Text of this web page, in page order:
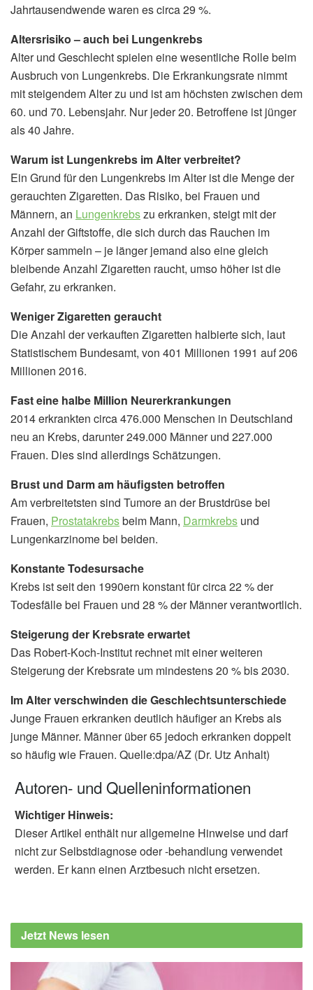
Jahrtausendwende waren es circa 29 %.
Altersrisiko – auch bei Lungenkrebs
Alter und Geschlecht spielen eine wesentliche Rolle beim
Ausbruch von Lungenkrebs. Die Erkrankungsrate nimmt
mit steigendem Alter zu und ist am höchsten zwischen dem
60. und 70. Lebensjahr. Nur jeder 20. Betroffene ist jünger
als 40 Jahre.
Warum ist Lungenkrebs im Alter verbreitet?
Ein Grund für den Lungenkrebs im Alter ist die Menge der
gerauchten Zigaretten. Das Risiko, bei Frauen und
Männern, an Lungenkrebszu erkranken, steigt mit der
Anzahl der Giftstoffe, die sich durch das Rauchen im
Körper sammeln – je länger jemand also eine gleich
bleibende Anzahl Zigaretten raucht, umso höher ist die
Gefahr, zu erkranken.
Weniger Zigaretten geraucht
Die Anzahl der verkauften Zigaretten halbierte sich, laut
Statistischem Bundesamt, von 401 Millionen 1991 auf 206
Millionen 2016.
Fast eine halbe Million Neurerkrankungen
2014 erkrankten circa 476.000 Menschen in Deutschland
neu an Krebs, darunter 249.000 Männer und 227.000
Frauen. Dies sind allerdings Schätzungen.
Brust und Darm am häufigsten betroffen
Am verbreitetsten sind Tumore an der Brustdrüse bei
Frauen, Prostatakrebsbeim Mann, Darmkrebs und
Lungenkarzinome bei beiden.
Konstante Todesursache
Krebs ist seit den 1990ern konstant für circa 22 % der
Todesfälle bei Frauen und 28 % der Männer verantwortlich.
Steigerung der Krebsrate erwartet
Das Robert-Koch-Institut rechnet mit einer weiteren
Steigerung der Krebsrate um mindestens 20 % bis 2030.
Im Alter verschwinden die Geschlechtsunterschiede
Junge Frauen erkranken deutlich häufiger an Krebs als
junge Männer. Männer über 65 jedoch erkranken doppelt
so häufig wie Frauen. Quelle:dpa/AZ (Dr. Utz Anhalt)
Autoren- und Quelleninformationen
Wichtiger Hinweis:
Dieser Artikel enthält nur allgemeine Hinweise und darf
nicht zur Selbstdiagnose oder -behandlung verwendet
werden. Er kann einen Arztbesuch nicht ersetzen.
Jetzt News lesen